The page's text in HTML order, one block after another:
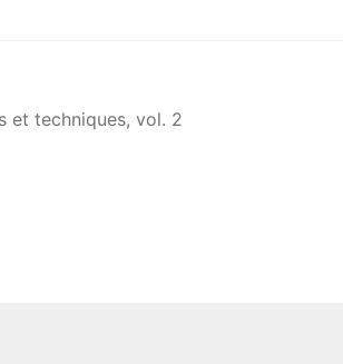
et techniques, vol. 2